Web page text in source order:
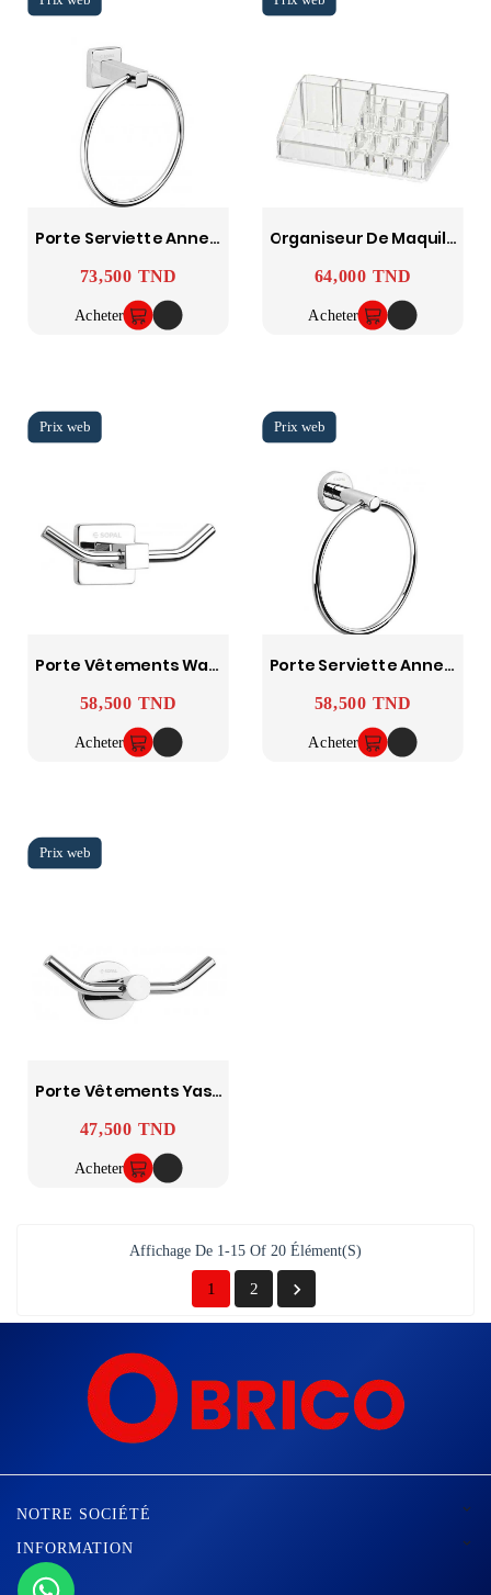
Porte Serviette Anneau Ward SOPAL
Prix
73,500 TND
Acheter
Organiseur De Maquillage Femme 16 Compartiments - WENKO
Prix
64,000 TND
Acheter
Porte Vêtements Ward SOPAL
Prix
58,500 TND
Acheter
Porte Serviette Anneau Yasmine SOPAL
Prix
58,500 TND
Acheter
Porte Vêtements Yasmine SOPAL
Prix
47,500 TND
Acheter
Affichage De 1-15 Of 20 Élément(s)
1 2 
NOTRE SOCIÉTÉ 
INFORMATION 